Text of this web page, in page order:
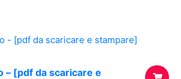
– [pdf da scaricare e